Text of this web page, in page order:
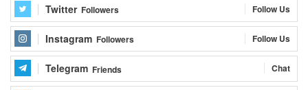
Twitter Followers Follow Us
Instagram Followers Follow Us
Telegram Friends Chat